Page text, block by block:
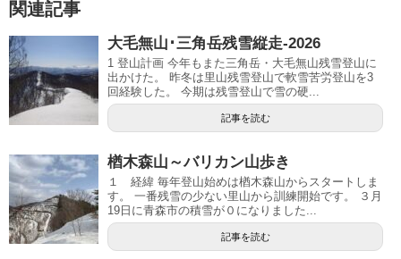
関連記事
大毛無山･三角岳残雪縦走-2026
1 登山計画 今年もまた三角岳・大毛無山残雪登山に
出かけた。 昨冬は里山残雪登山で軟雪苦労登山を3
回経験した。 今期は残雪登山で雪の硬...
記事を読む
楢木森山～バリカン山歩き
１ 経緯 毎年登山始めは楢木森山からスタートしま
す。 一番残雪の少ない里山から訓練開始です。 ３月
19日に青森市の積雪が０になりました...
記事を読む